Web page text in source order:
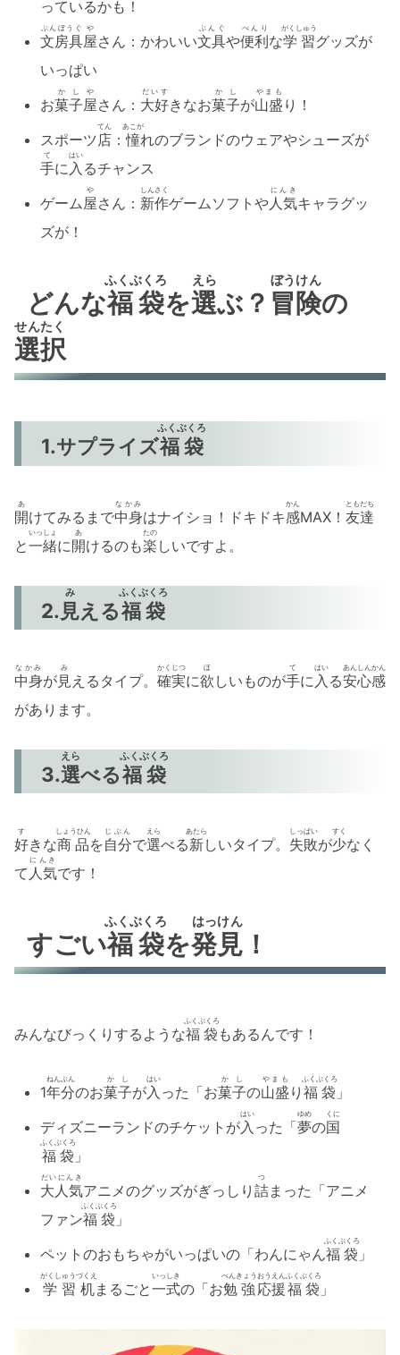
っているかも！
文房具
ぶんぼうぐ
屋
や
さん：かわいい文具
ぶんぐ
や便利
べんり
な学習
がくしゅう
グッズが
いっぱい
お菓子
かし
屋
や
さん： 大好
だいす
きなお菓子
かし
が山盛
やまも
り！
スポーツ店
てん
：憧
あこが
れのブランドのウェアやシューズが
手
て
に入
はい
るチャンス
ゲーム屋
や
さん： 新作
しんさく
ゲームソフトや人気
にんき
キャラグッ
ズが！
どんな福袋
ふくぶくろ
を選
えら
ぶ？ 冒険
ぼうけん
の
選択
せんたく
1.サプライズ福袋
ふくぶくろ
開
あ
けてみるまで中身
なかみ
はナイショ！ドキドキ感
かん
MAX！ 友達
ともだち
と一緒
いっしょ
に開
あ
けるのも楽
たの
しいですよ。
2.見
み
える福袋
ふくぶくろ
中身
なかみ
が見
み
えるタイプ。 確実
かくじつ
に欲
ほ
しいものが手
て
に 入
はい
る安心感
あんしんかん
があります。
3.選
えら
べる福袋
ふくぶくろ
好
す
きな商品
しょうひん
を自分
じぶん
で選
えら
べる新
あたら
しいタイプ。 失敗
しっぱい
が少
すく
なく
て 人気
にんき
です！
すごい福袋
ふくぶくろ
を発見
はっけん
！
みんなびっくりするような福袋
ふくぶくろ
もあるんです！
1年
ねん
分
ぶん
のお菓子
かし
が入
はい
った「お菓子
かし
の山盛
やまも
り福袋
ふくぶくろ
」
ディズニーランドのチケットが入
はい
った「夢
ゆめ
の国
くに
福袋
ふくぶくろ
」
大人気
だいにんき
アニメのグッズがぎっしり詰
つ
まった「アニメ
ファン福袋
ふくぶくろ
」
ペットのおもちゃがいっぱいの「わんにゃん福袋
ふくぶくろ
」
学習机
がくしゅうづくえ
まるごと一式
いっしき
の「お勉強
べんきょう
応援
おうえん
福袋
ふくぶくろ
」